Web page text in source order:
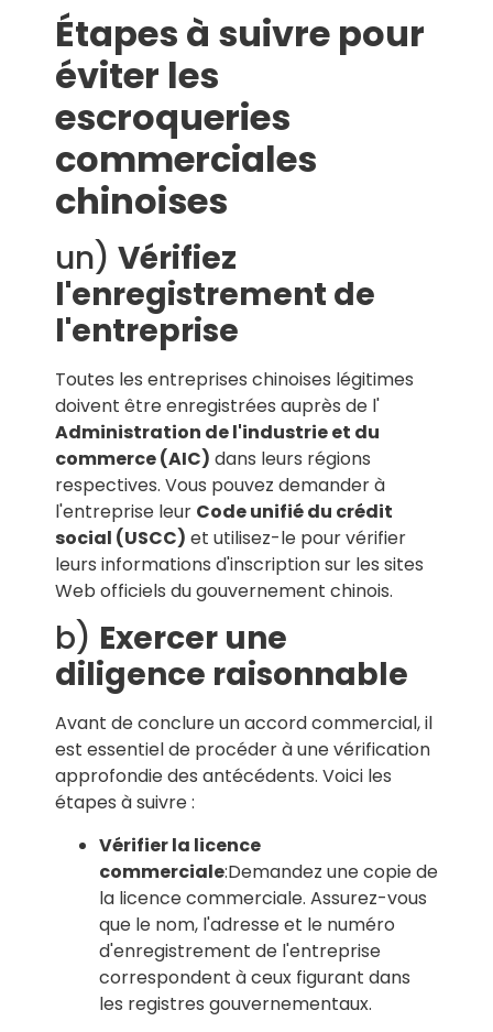
Étapes à suivre pour
éviter les
escroqueries
commerciales
chinoises
un) Vérifiez
l'enregistrement de
l'entreprise
Toutes les entreprises chinoises légitimes
doivent être enregistrées auprès de l'
Administration de l'industrie et du
commerce (AIC) dans leurs régions
respectives. Vous pouvez demander à
l'entreprise leur Code unifié du crédit
social (USCC) et utilisez-le pour vérifier
leurs informations d'inscription sur les sites
Web officiels du gouvernement chinois.
b) Exercer une
diligence raisonnable
Avant de conclure un accord commercial, il
est essentiel de procéder à une vérification
approfondie des antécédents. Voici les
étapes à suivre :
Vérifier la licence
commerciale:Demandez une copie de
la licence commerciale. Assurez-vous
que le nom, l'adresse et le numéro
d'enregistrement de l'entreprise
correspondent à ceux figurant dans
les registres gouvernementaux.